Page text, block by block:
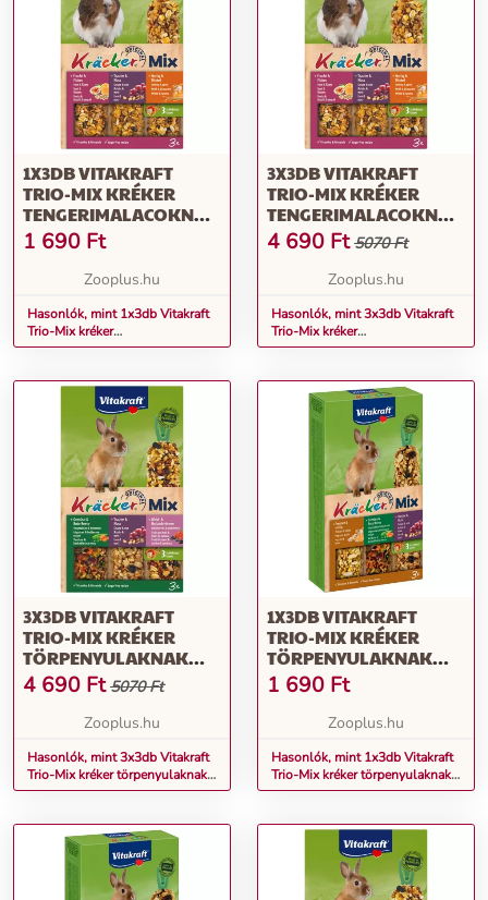
1X3DB VITAKRAFT
TRIO-MIX KRÉKER
TENGERIMALACOKNAK
KISÁLALTSNACK
1 690 Ft
Zooplus.hu
Hasonlók, mint 1x3db Vitakraft
Trio-Mix kréker
tengerimalacoknak kisálaltsnack
3X3DB VITAKRAFT
TRIO-MIX KRÉKER
TENGERIMALACOKNAK
KISÁLALTSNACK
4 690 Ft 5070 Ft
Zooplus.hu
Hasonlók, mint 3x3db Vitakraft
Trio-Mix kréker
tengerimalacoknak kisálaltsnack
3X3DB VITAKRAFT
TRIO-MIX KRÉKER
TÖRPENYULAKNAK
KISÁLLATSNACK
4 690 Ft 5070 Ft
Zooplus.hu
Hasonlók, mint 3x3db Vitakraft
Trio-Mix kréker törpenyulaknak
kisállatsnack
1X3DB VITAKRAFT
TRIO-MIX KRÉKER
TÖRPENYULAKNAK
KISÁLLATSNACK
1 690 Ft
Zooplus.hu
Hasonlók, mint 1x3db Vitakraft
Trio-Mix kréker törpenyulaknak
kisállatsnack